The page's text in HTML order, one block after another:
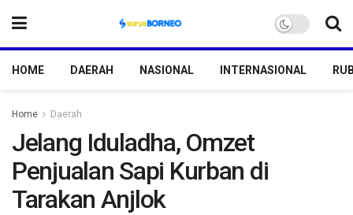
HOME DAERAH NASIONAL INTERNASIONAL
Home Daerah
Jelang Iduladha, Omzet
Penjualan Sapi Kurban di
Tarakan Anjlok